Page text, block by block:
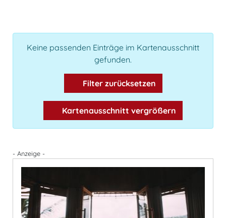
Keine passenden Einträge im Kartenausschnitt
gefunden.
Filter zurücksetzen
Kartenausschnitt vergrößern
- Anzeige -